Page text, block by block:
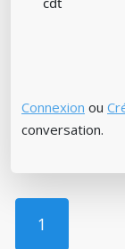
Connexion ou
conversation.
1